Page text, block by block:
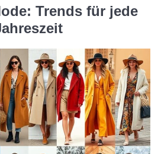
Trends für jede